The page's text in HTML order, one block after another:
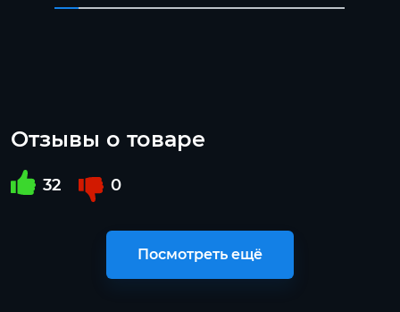
Отзывы о товаре
32 0
Посмотреть ещё